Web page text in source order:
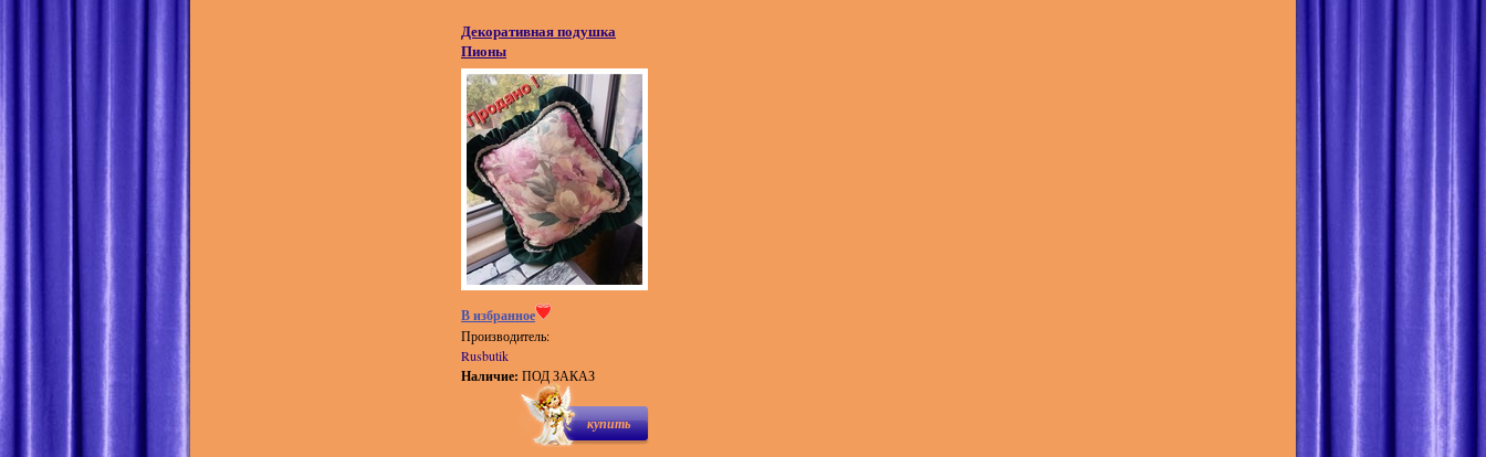
Декоративная подушка
Пионы
В избранное
Производитель:
Rusbutik
Наличие: ПОД ЗАКАЗ
купить